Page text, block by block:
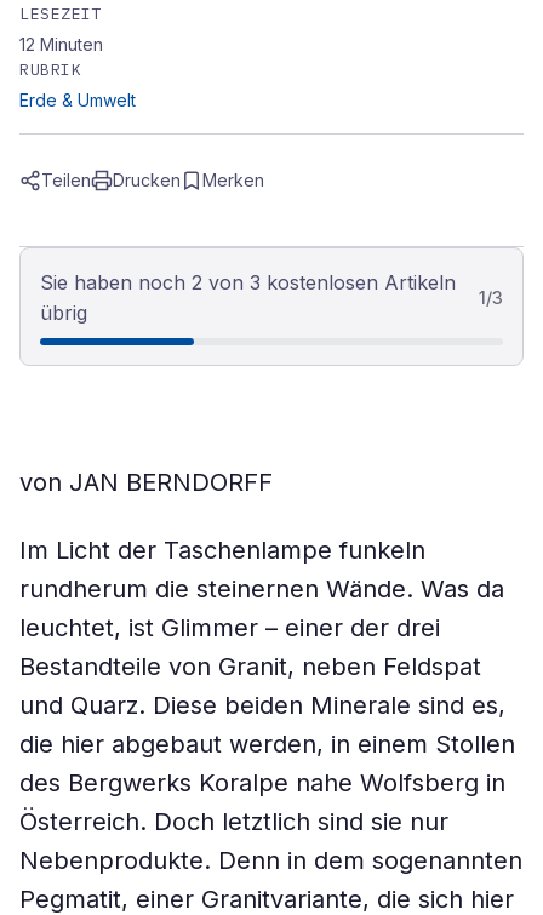
LESEZEIT
12 Minuten
RUBRIK
Erde & Umwelt
Teilen Drucken Merken
Sie haben noch 2 von 3 kostenlosen Artikeln
übrig
1/3
von JAN BERNDORFF
Im Licht der Taschenlampe funkeln
rundherum die steinernen Wände. Was da
leuchtet, ist Glimmer – einer der drei
Bestandteile von Granit, neben Feldspat
und Quarz. Diese beiden Minerale sind es,
die hier abgebaut werden, in einem Stollen
des Bergwerks Koralpe nahe Wolfsberg in
Österreich. Doch letztlich sind sie nur
Nebenprodukte. Denn in dem sogenannten
Pegmatit, einer Granitvariante, die sich hier